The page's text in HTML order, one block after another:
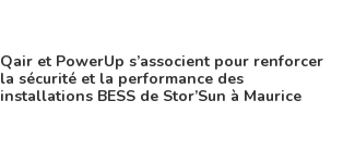
Qair et PowerUp s’associent pour renforcer
la sécurité et la performance des
installations BESS de Stor’Sun à Maurice